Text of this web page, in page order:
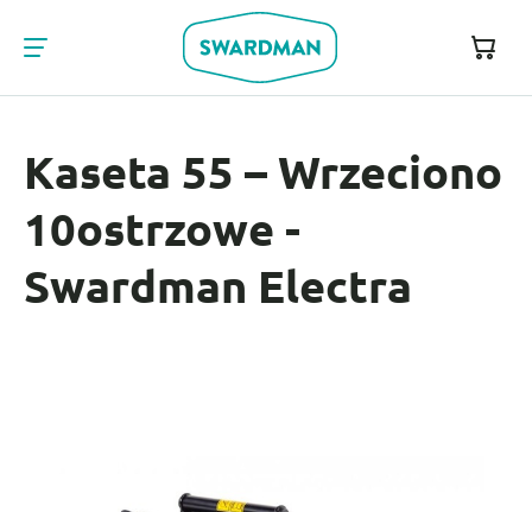
Kaseta 55 – Wrzeciono
10ostrzowe -
Swardman Electra